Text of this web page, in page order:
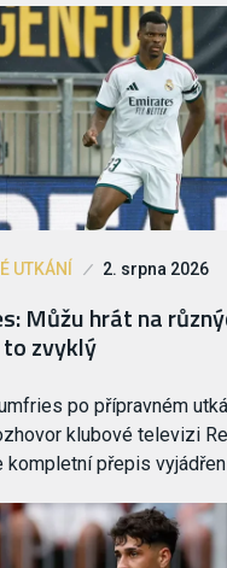
UTKÁNÍ 2. srpna 2026
Můžu hrát na
zvyklý
po přípravném
klubové televizi
kompletní přepis